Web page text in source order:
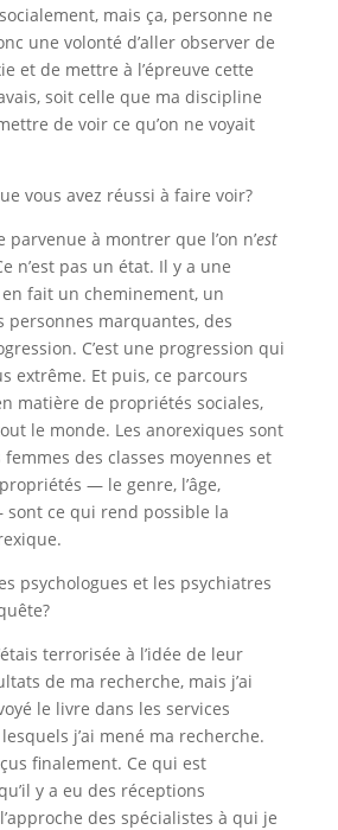
mais ça, personne ne
une volonté d’aller observer de
et de mettre à l’épreuve cette
soit celle que ma discipline
de voir ce qu’on ne voyait
vous avez réussi à faire voir?
parvenue à montrer que l’on n’est
n’est pas un état. Il y a une
en fait un cheminement, un
personnes marquantes, des
C’est une progression qui
extrême. Et puis, ce parcours
matière de propriétés sociales,
le monde. Les anorexiques sont
des classes moyennes et
— le genre, l’âge,
sont ce qui rend possible la
psychologues et les psychiatres
terrorisée à l’idée de leur
de ma recherche, mais j’ai
le livre dans les services
j’ai mené ma recherche.
finalement. Ce qui est
y a eu des réceptions
des spécialistes à qui je